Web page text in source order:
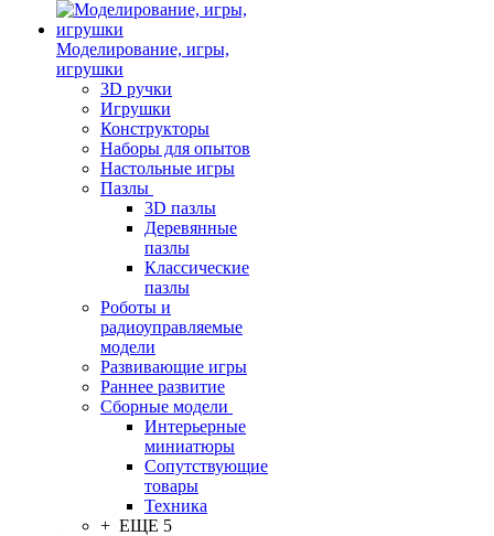
Моделирование, игры,
игрушки
3D ручки
Игрушки
Конструкторы
Наборы для опытов
Настольные игры
Пазлы
3D пазлы
Деревянные
пазлы
Классические
пазлы
Роботы и
радиоуправляемые
модели
Развивающие игры
Раннее развитие
Сборные модели
Интерьерные
миниатюры
Сопутствующие
товары
Техника
+ ЕЩЕ 5